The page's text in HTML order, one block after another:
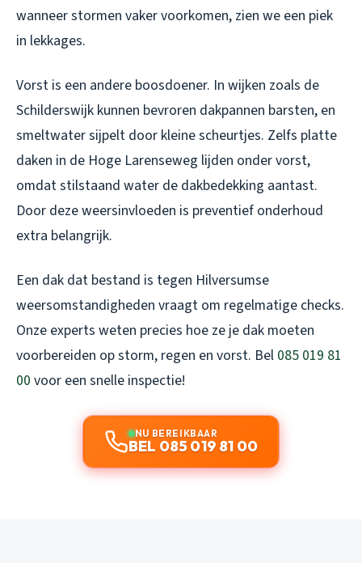
wanneer stormen vaker voorkomen, zien we een piek
in lekkages.
Vorst is een andere boosdoener. In wijken zoals de
Schilderswijk kunnen bevroren dakpannen barsten, en
smeltwater sijpelt door kleine scheurtjes. Zelfs platte
daken in de Hoge Larenseweg lijden onder vorst,
omdat stilstaand water de dakbedekking aantast.
Door deze weersinvloeden is preventief onderhoud
extra belangrijk.
Een dak dat bestand is tegen Hilversumse
weersomstandigheden vraagt om regelmatige checks.
Onze experts weten precies hoe ze je dak moeten
voorbereiden op storm, regen en vorst. Bel 085 019 81
00 voor een snelle inspectie!
NU BEREIKBAAR
BEL 085 019 81 00